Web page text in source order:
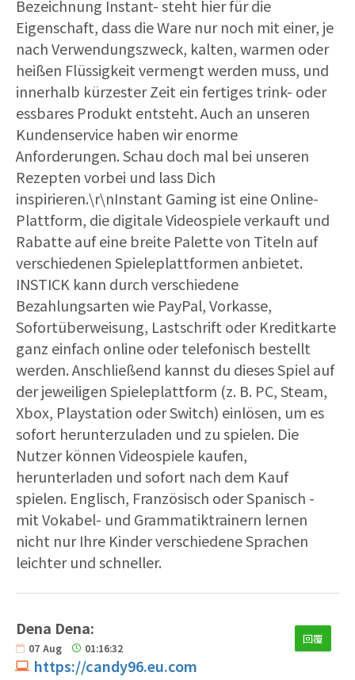
Bezeichnung Instant- steht hier für die
Eigenschaft, dass die Ware nur noch mit einer, je
nach Verwendungszweck, kalten, warmen oder
heißen Flüssigkeit vermengt werden muss, und
innerhalb kürzester Zeit ein fertiges trink- oder
essbares Produkt entsteht. Auch an unseren
Kundenservice haben wir enorme
Anforderungen. Schau doch mal bei unseren
Rezepten vorbei und lass Dich
inspirieren.\r\nInstant Gaming ist eine Online-
Plattform, die digitale Videospiele verkauft und
Rabatte auf eine breite Palette von Titeln auf
verschiedenen Spieleplattformen anbietet.
INSTICK kann durch verschiedene
Bezahlungsarten wie PayPal, Vorkasse,
Sofortüberweisung, Lastschrift oder Kreditkarte
ganz einfach online oder telefonisch bestellt
werden. Anschließend kannst du dieses Spiel auf
der jeweiligen Spieleplattform (z. B. PC, Steam,
Xbox, Playstation oder Switch) einlösen, um es
sofort herunterzuladen und zu spielen. Die
Nutzer können Videospiele kaufen,
herunterladen und sofort nach dem Kauf
spielen. Englisch, Französisch oder Spanisch -
mit Vokabel- und Grammatiktrainern lernen
nicht nur Ihre Kinder verschiedene Sprachen
leichter und schneller.
Dena Dena:
07 Aug 01:16:32
https://candy96.eu.com
回覆